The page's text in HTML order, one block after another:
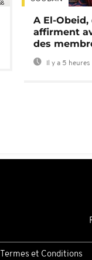
A El-
affirment
des
Il y a 5 heures
Termes et Conditions